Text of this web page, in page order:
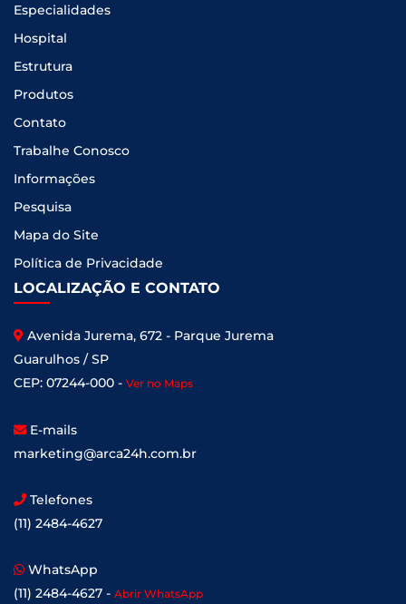
Especialidades
Hospital
Estrutura
Produtos
Contato
Trabalhe Conosco
Informações
Pesquisa
Mapa do Site
Política de Privacidade
LOCALIZAÇÃO E CONTATO
Avenida Jurema, 672 - Parque Jurema
Guarulhos / SP
CEP: 07244-000 - Ver no Maps
E-mails
marketing@arca24h.com.br
Telefones
(11) 2484-4627
WhatsApp
(11) 2484-4627 - Abrir WhatsApp